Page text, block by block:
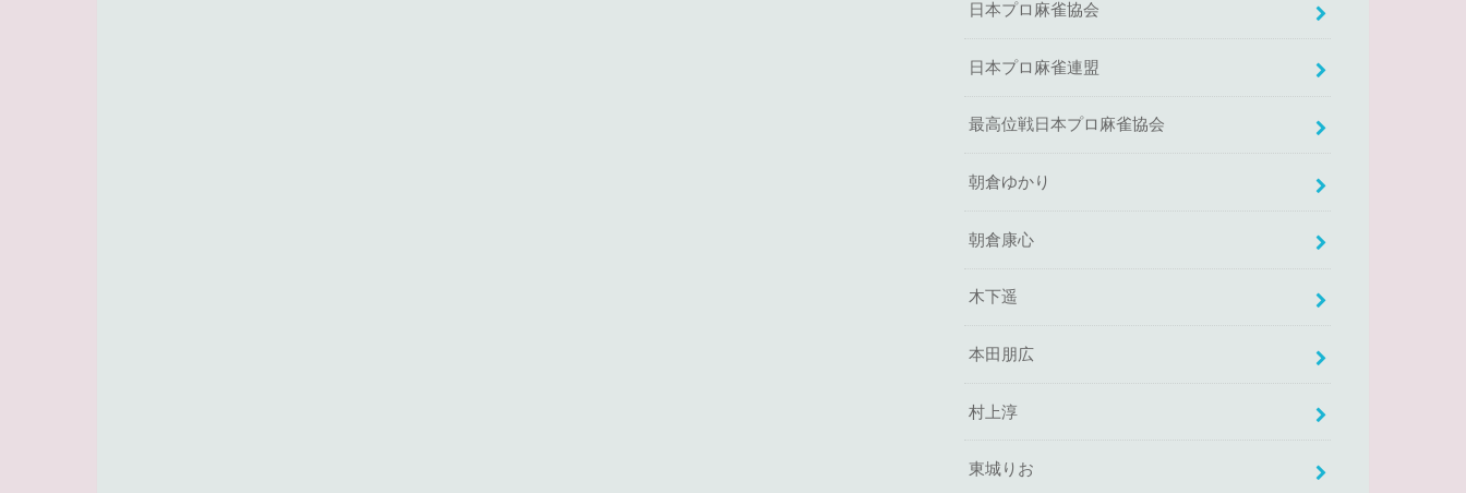
日本プロ麻雀協会
日本プロ麻雀連盟
最高位戦日本プロ麻雀協会
朝倉ゆかり
朝倉康心
木下遥
本田朋広
村上淳
東城りお